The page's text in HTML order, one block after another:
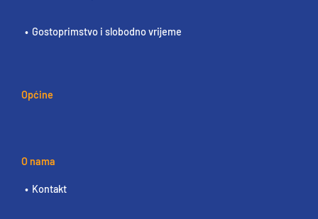
Gostoprimstvo i slobodno vrijeme
Općine
O nama
Kontakt